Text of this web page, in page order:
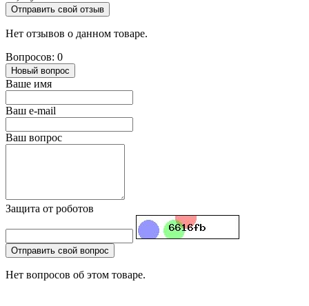
Отправить свой отзыв
Нет отзывов о данном товаре.
Вопросов: 0
Новый вопрос
Ваше имя
Ваш e-mail
Ваш вопрос
Защита от роботов
Отправить свой вопрос
Нет вопросов об этом товаре.